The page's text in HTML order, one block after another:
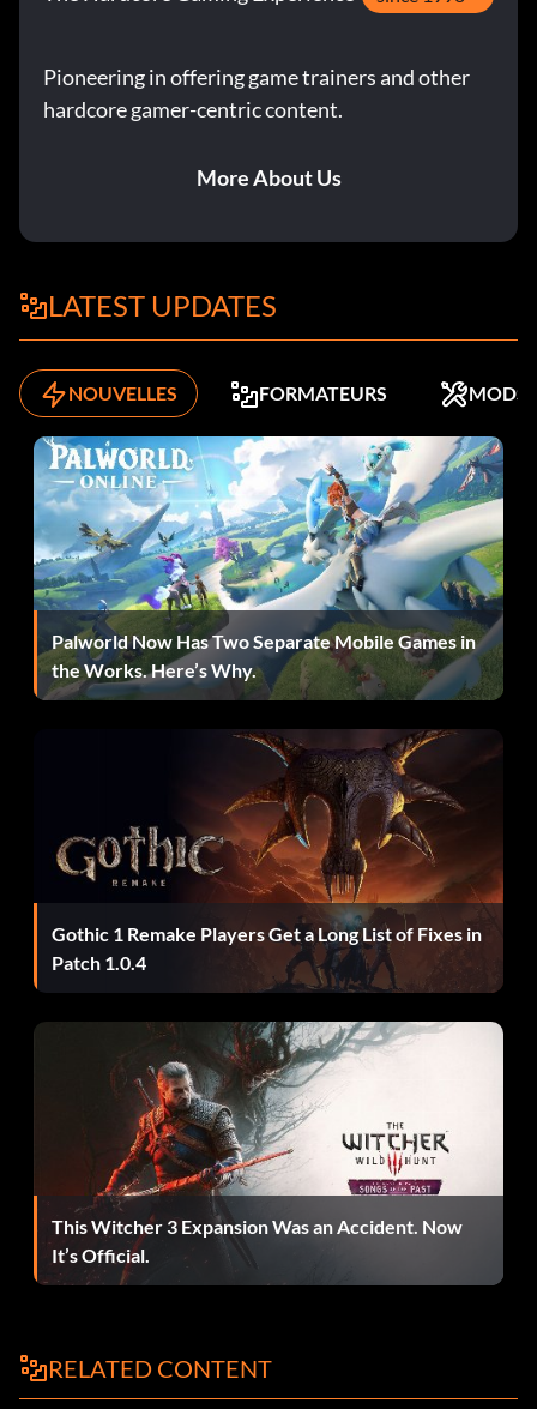
En collectant... ...vous débloquez le.. :
Toutes les pièces d'armes Ensemble de circuits de l'artisan
Tous les circuits de construction Blueprints
All Logs MK-II Overclocked Module Set
Jeu de circuits de recherche All Text Logs
All Audio Logs Comms Circuit Set
All Artifacts MK-II Overclocked Tip Set
Tous les EarthGov EarthGov Circuit Set
Tous les circuits Unitology Unitology
Tous les SCAF SCAF Circuit Set
Tous les circuits Alien Alien
Combinaisons déverrouillables :
Pour déverrouiller le... ...vous devez.. :
Combinaison de fouille profonde Collectez toutes les
pièces de l'arme.
Combinaison de vol Collectez tous les artefacts.
Combinaison d'environnement hostile Terminez les 10
missions optionnelles.
Dead Space Legends Suit Set Terminez le jeu.
Mass Effect 3 “N7” Suit Have a Mass Effect 3 save-game
available.
Tenue de premier contact incluse dans l'édition limitée.
Pioneering in offering game trainers and other
hardcore gamer-centric content.
More About Us
LATEST UPDATES
NOUVELLES FORMATEURS MODS
Palworld Now Has Two Separate Mobile Games in
the Works. Here’s Why.
Gothic 1 Remake Players Get a Long List of Fixes in
Patch 1.0.4
This Witcher 3 Expansion Was an Accident. Now
It’s Official.
RELATED CONTENT